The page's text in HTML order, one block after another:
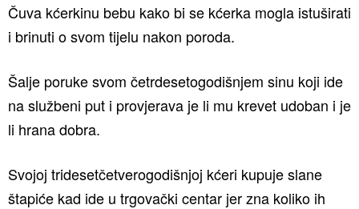
Čuva kćerkinu bebu kako bi se kćerka mogla istuširati
i brinuti o svom tijelu nakon poroda.⁣
Šalje poruke svom četrdesetogodišnjem sinu koji ide
na službeni put i provjerava je li mu krevet udoban i je
li hrana dobra.
Svojoj tridesetčetverogodišnjoj kćeri kupuje slane
štapiće kad ide u trgovački centar jer zna koliko ih